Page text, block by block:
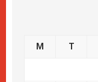
M T